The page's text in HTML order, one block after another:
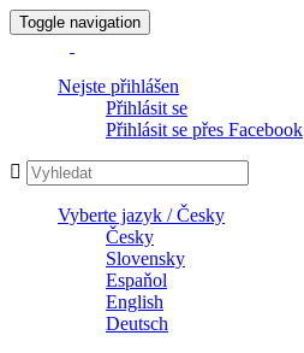
Toggle navigation
Nejste přihlášen
Přihlásit se
Přihlásit se přes Facebook
Vyberte jazyk / Česky
Česky
Slovensky
Espaňol
English
Deutsch